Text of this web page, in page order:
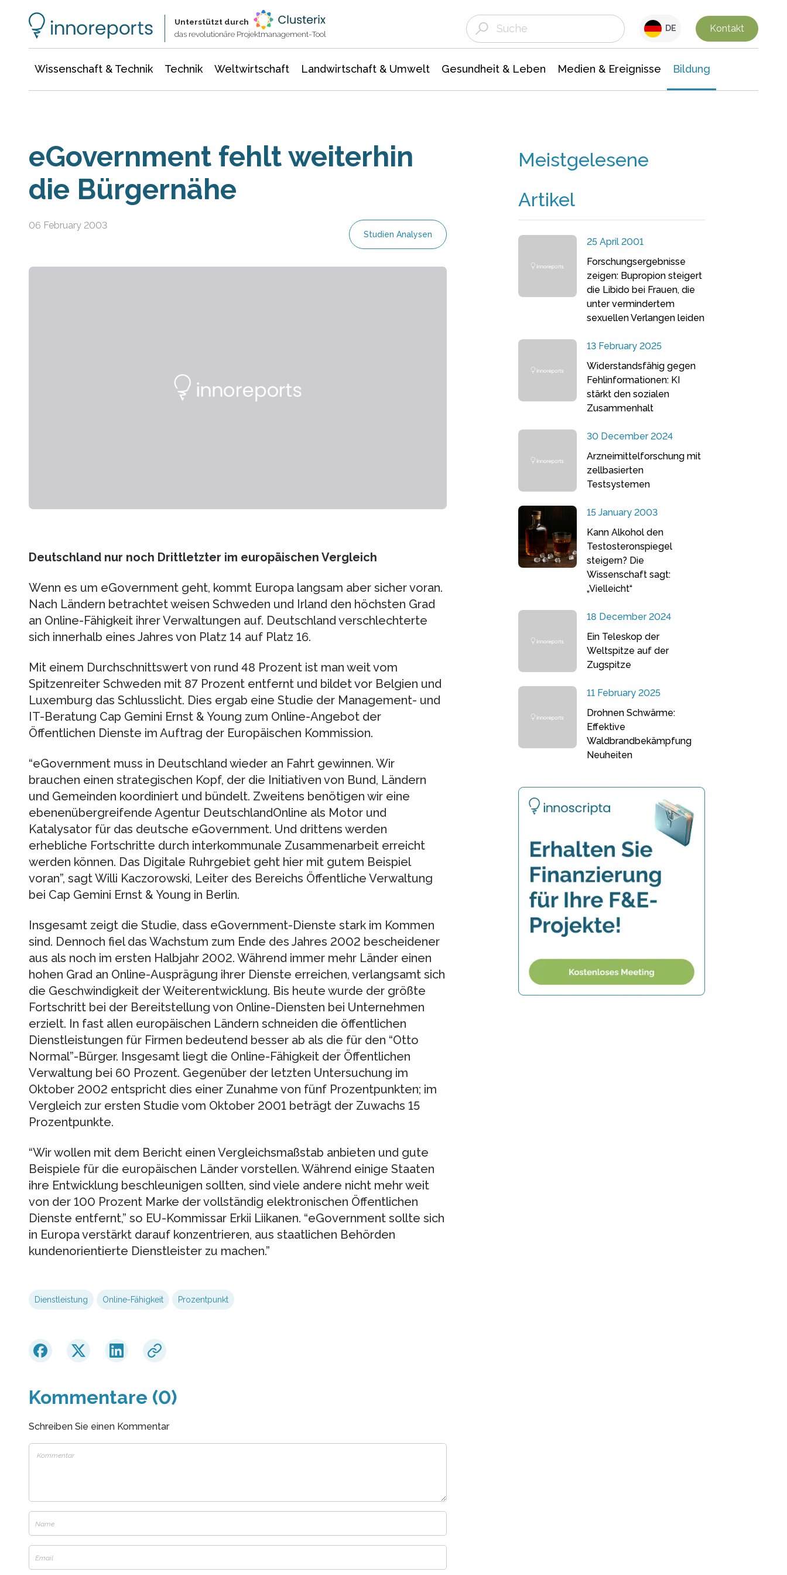
Unterstützt durch
das revolutionäre Projektmanagement-Tool
DE Kontakt
Wissenschaft & Technik Technik Weltwirtschaft Landwirtschaft & Umwelt Gesundheit & Leben Medien & Ereignisse Bildung
eGovernment fehlt weiterhin
die Bürgernähe
06 February 2003
Studien Analysen
Deutschland nur noch Drittletzter im europäischen Vergleich
Wenn es um eGovernment geht, kommt Europa langsam aber sicher voran.
Nach Ländern betrachtet weisen Schweden und Irland den höchsten Grad
an Online-Fähigkeit ihrer Verwaltungen auf. Deutschland verschlechterte
sich innerhalb eines Jahres von Platz 14 auf Platz 16.
Mit einem Durchschnittswert von rund 48 Prozent ist man weit vom
Spitzenreiter Schweden mit 87 Prozent entfernt und bildet vor Belgien und
Luxemburg das Schlusslicht. Dies ergab eine Studie der Management- und
IT-Beratung Cap Gemini Ernst & Young zum Online-Angebot der
Öffentlichen Dienste im Auftrag der Europäischen Kommission.
“eGovernment muss in Deutschland wieder an Fahrt gewinnen. Wir
brauchen einen strategischen Kopf, der die Initiativen von Bund, Ländern
und Gemeinden koordiniert und bündelt. Zweitens benötigen wir eine
ebenenübergreifende Agentur DeutschlandOnline als Motor und
Katalysator für das deutsche eGovernment. Und drittens werden
erhebliche Fortschritte durch interkommunale Zusammenarbeit erreicht
werden können. Das Digitale Ruhrgebiet geht hier mit gutem Beispiel
voran”, sagt Willi Kaczorowski, Leiter des Bereichs Öffentliche Verwaltung
bei Cap Gemini Ernst & Young in Berlin.
Insgesamt zeigt die Studie, dass eGovernment-Dienste stark im Kommen
sind. Dennoch fiel das Wachstum zum Ende des Jahres 2002 bescheidener
aus als noch im ersten Halbjahr 2002. Während immer mehr Länder einen
hohen Grad an Online-Ausprägung ihrer Dienste erreichen, verlangsamt sich
die Geschwindigkeit der Weiterentwicklung. Bis heute wurde der größte
Fortschritt bei der Bereitstellung von Online-Diensten bei Unternehmen
erzielt. In fast allen europäischen Ländern schneiden die öffentlichen
Dienstleistungen für Firmen bedeutend besser ab als die für den “Otto
Normal”-Bürger. Insgesamt liegt die Online-Fähigkeit der Öffentlichen
Verwaltung bei 60 Prozent. Gegenüber der letzten Untersuchung im
Oktober 2002 entspricht dies einer Zunahme von fünf Prozentpunkten; im
Vergleich zur ersten Studie vom Oktober 2001 beträgt der Zuwachs 15
Prozentpunkte.
“Wir wollen mit dem Bericht einen Vergleichsmaßstab anbieten und gute
Beispiele für die europäischen Länder vorstellen. Während einige Staaten
ihre Entwicklung beschleunigen sollten, sind viele andere nicht mehr weit
von der 100 Prozent Marke der vollständig elektronischen Öffentlichen
Dienste entfernt,” so EU-Kommissar Erkii Liikanen. “eGovernment sollte sich
in Europa verstärkt darauf konzentrieren, aus staatlichen Behörden
kundenorientierte Dienstleister zu machen.”
Dienstleistung Online-Fähigkeit Prozentpunkt
Kommentare (0)
Schreiben Sie einen Kommentar
Meistgelesene
Artikel
25 April 2001
Forschungsergebnisse
zeigen: Bupropion steigert
die Libido bei Frauen, die
unter vermindertem
sexuellen Verlangen leiden
13 February 2025
Widerstandsfähig gegen
Fehlinformationen: KI
stärkt den sozialen
Zusammenhalt
30 December 2024
Arzneimittelforschung mit
zellbasierten
Testsystemen
15 January 2003
Kann Alkohol den
Testosteronspiegel
steigern? Die
Wissenschaft sagt:
„Vielleicht“
18 December 2024
Ein Teleskop der
Weltspitze auf der
Zugspitze
11 February 2025
Drohnen Schwärme:
Effektive
Waldbrandbekämpfung
Neuheiten